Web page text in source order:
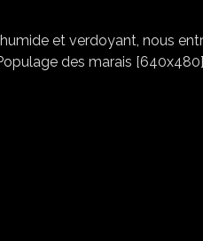
et verdoyant, nous